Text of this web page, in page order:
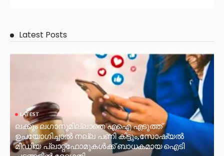
Latest Posts
LATEST
ലക്കും ലഗാനുമില്ലാതെ എഐ എടുത്ത്
ഉപയോഗിച്ചാല്‍ നല്ല പണി കിട്ടും,സോഷ്യല്‍
മീഡിയ പ്ലാറ്റ്‌ഫോമുകള്‍ക്ക് ബാധകമായ ഐടി